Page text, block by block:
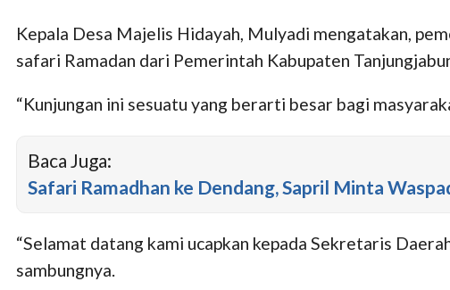
Kepala Desa Majelis Hidayah, Mulyadi mengatakan,
safari Ramadan dari Pemerintah Kabupaten
“Kunjungan ini sesuatu yang berarti besar bagi
Baca Juga:
Safari Ramadhan ke Dendang, Sapril Minta
“Selamat datang kami ucapkan kepada Sekretaris
sambungnya.